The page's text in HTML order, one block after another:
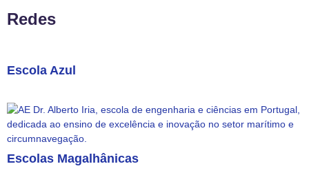
Redes
Escola Azul
Escolas Magalhânicas